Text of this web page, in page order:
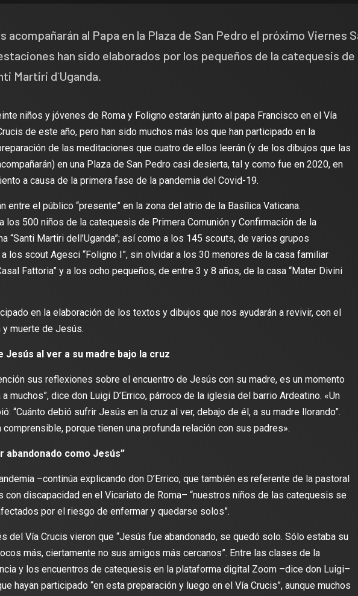
acompañarán al Papa en la Plaza de San Pedro el próximo Viernes
han sido elaborados por los pequeños de la catequesis de
Martiri d´Uganda.
niños y jóvenes de Roma y Foligno estarán junto al papa Francisco en el Vía
de este año, pero han sido muchos más los que han participado en la
de las meditaciones que cuatro de ellos leerán (y de los dibujos que las
en una Plaza de San Pedro casi desierta, tal y como fue en 2020, en
a causa de la primera fase de la pandemia del Covid-19.
entre el público “presente” en la zona del atrio de la Basílica Vaticana.
los 500 niños de la catequesis de Primera Comunión y Confirmación de la
“Santi Martiri dell’Uganda”; así como a los 145 scouts, de varios grupos
los scout Agesci “Foligno I”, sin olvidar a los 30 menores de la casa familiar
Fattoria” y a los ocho pequeños, de entre 3 y 8 años, de la casa “Mater Divini
en la elaboración de los textos y dibujos que nos ayudarán a revivir, con el
y muerte de Jesús.
Jesús al ver a su madre bajo la cruz
sus reflexiones sobre el encuentro de Jesús con su madre, es un momento
muchos”, dice don Luigi D’Errico, párroco de la iglesia del barrio Ardeatino. «Un
“Cuánto debió sufrir Jesús en la cruz al ver, debajo de él, a su madre llorando”.
comprensible, porque tienen una profunda relación con sus padres».
abandonado como Jesús”
–continúa explicando don D’Errico, que también es referente de la pastoral
con discapacidad en el Vicariato de Roma– “nuestros niños de las catequesis se
por el riesgo de enfermar y quedarse solos”.
del Vía Crucis vieron que “Jesús fue abandonado, se quedó solo. Sólo estaba su
más, ciertamente no sus amigos más cercanos”. Entre las clases de la
y los encuentros de catequesis en la plataforma digital Zoom –dice don Luigi–
hayan participado “en esta preparación y luego en el Vía Crucis”, aunque muchos